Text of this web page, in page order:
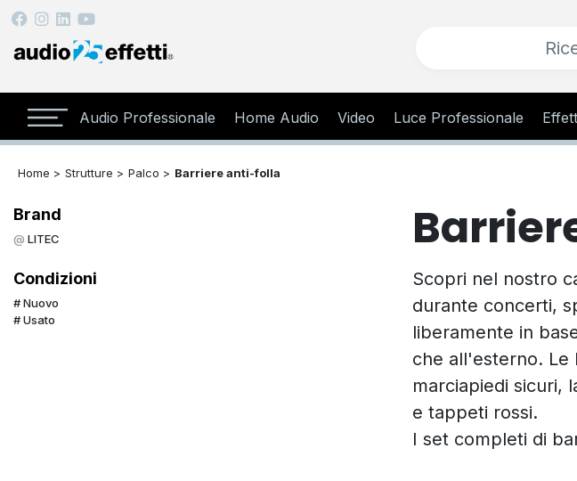
Audio Professionale Home Audio Video Luce Professionale
Home > Strutture > Palco > Barriere anti-folla
Brand
LITEC
Condizioni
Nuovo
Usato
Scopri nel nostro
durante concerti,
liberamente in
che all'esterno. Le
marciapiedi sicuri,
e tappeti rossi.
I set completi di